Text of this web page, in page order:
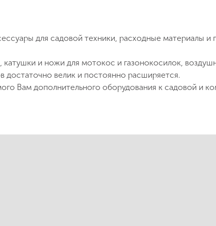
для садовой техники, расходные материалы
и ножи для мотокос и газонокосилок,
достаточно велик и постоянно расширяется.
Вам дополнительного оборудования к садовой и